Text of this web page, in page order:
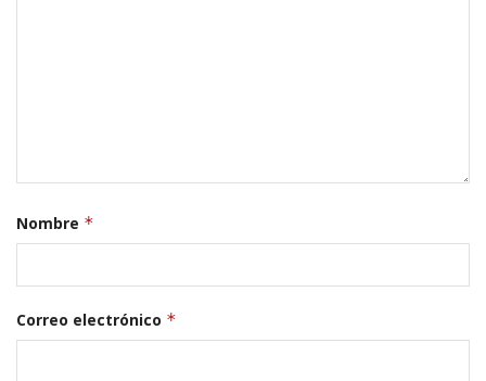
Nombre *
Correo electrónico *